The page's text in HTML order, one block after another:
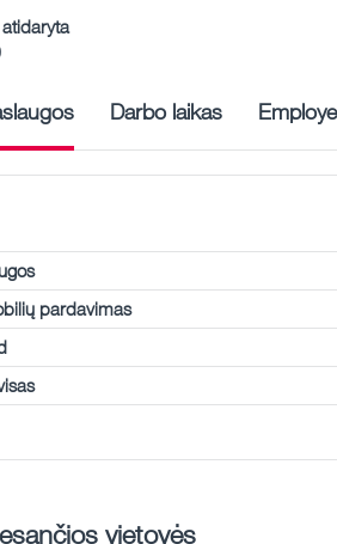
Darbo laikas
pardavimas
vietovės